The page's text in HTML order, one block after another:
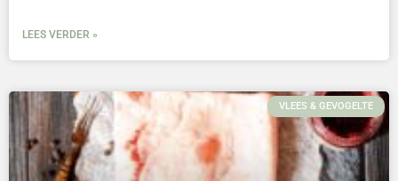
LEES VERDER »
VLEES & GEVOGELTE